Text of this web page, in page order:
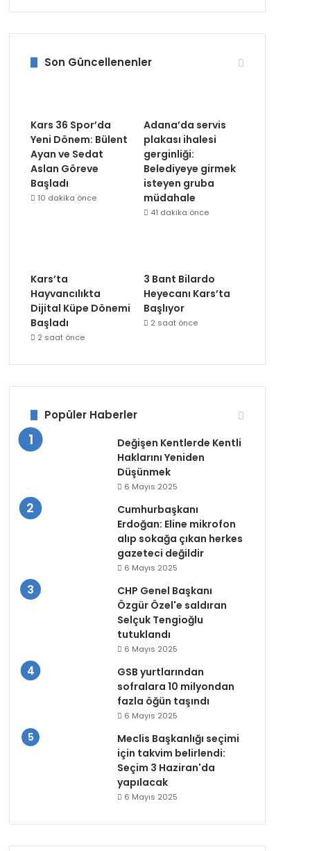
Son Güncellenenler
Kars 36 Spor’da
Yeni Dönem: Bülent
Ayan ve Sedat
Aslan Göreve
Başladı
10 dakika önce
Adana’da servis
plakası ihalesi
gerginliği:
Belediyeye girmek
isteyen gruba
müdahale
41 dakika önce
Kars’ta
Hayvancılıkta
Dijital Küpe Dönemi
Başladı
2 saat önce
3 Bant Bilardo
Heyecanı Kars’ta
Başlıyor
2 saat önce
Popüler Haberler
Değişen Kentlerde Kentli
Haklarını Yeniden
Düşünmek
6 Mayıs 2025
Cumhurbaşkanı
Erdoğan: Eline mikrofon
alıp sokağa çıkan herkes
gazeteci değildir
6 Mayıs 2025
CHP Genel Başkanı
Özgür Özel'e saldıran
Selçuk Tengioğlu
tutuklandı
6 Mayıs 2025
GSB yurtlarından
sofralara 10 milyondan
fazla öğün taşındı
6 Mayıs 2025
Meclis Başkanlığı seçimi
için takvim belirlendi:
Seçim 3 Haziran'da
yapılacak
6 Mayıs 2025